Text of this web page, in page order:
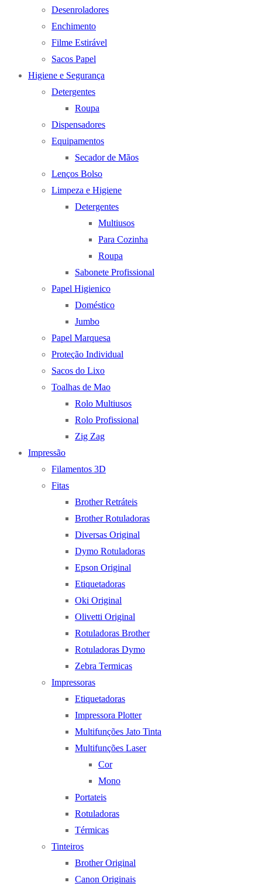
Desenroladores
Enchimento
Filme Estirável
Sacos Papel
Higiene e Segurança
Detergentes
Roupa
Dispensadores
Equipamentos
Secador de Mãos
Lenços Bolso
Limpeza e Higiene
Detergentes
Multiusos
Para Cozinha
Roupa
Sabonete Profissional
Papel Higienico
Doméstico
Jumbo
Papel Marquesa
Proteção Individual
Sacos do Lixo
Toalhas de Mao
Rolo Multiusos
Rolo Profissional
Zig Zag
Impressão
Filamentos 3D
Fitas
Brother Retráteis
Brother Rotuladoras
Diversas Original
Dymo Rotuladoras
Epson Original
Etiquetadoras
Oki Original
Olivetti Original
Rotuladoras Brother
Rotuladoras Dymo
Zebra Termicas
Impressoras
Etiquetadoras
Impressora Plotter
Multifunções Jato Tinta
Multifunções Laser
Cor
Mono
Portateis
Rotuladoras
Térmicas
Tinteiros
Brother Original
Canon Originais